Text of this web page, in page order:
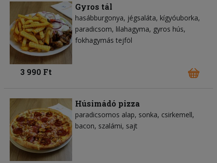
Gyros tál
hasábburgonya jégsaláta kígyóuborka
paradicsom lilahagyma gyros hús
fokhagymás tejföl
3 990 Ft
Húsimádó pizza
paradicsomos alap sonka csirkemell
bacon szalámi sajt